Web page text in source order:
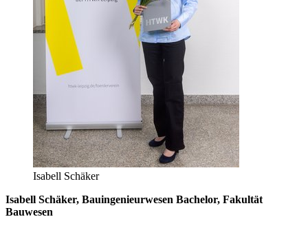
Isabell Schäker
Isabell Schäker, Bauingenieurwesen Bachelor, Fakultät
Bauwesen